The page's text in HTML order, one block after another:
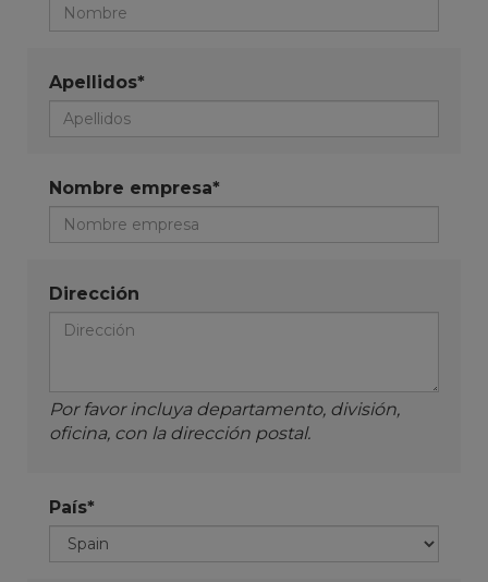
Apellidos*
Nombre empresa*
Dirección
Por favor incluya departamento, división,
oficina, con la dirección postal.
País*